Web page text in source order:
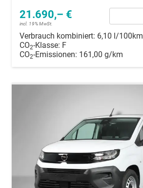
21.690,– €
incl. 19% MwSt.
Verbrauch kombiniert: 6,10 l/100km
CO2-Klasse: F
CO2-Emissionen: 161,00 g/km